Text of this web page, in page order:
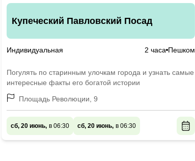
Купеческий Павловский Посад
Индивидуальная 2 часа Пешком
Погулять по старинным улочкам города и узнать самые
интересные факты его богатой истории
Площадь Революции, 9
сб, 20 июнь, в 06:30 сб, 20 июнь, в 06:30